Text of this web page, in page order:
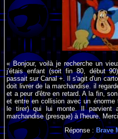
« Bonjour, voilà je recherche un
j'étais enfant (soit fin 80, début
passait sur Canal +. Il s'agit d'un
doit livrer de la marchandise. il
et a peur d'être en retard. A la fin,
et entre en collision avec un
le tirer) qui lui monte. Il parvient
marchandise (presque) à l'heure.
Réponse : Brave